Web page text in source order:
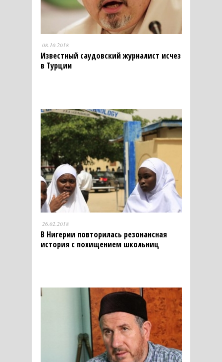
08.10.2018
Известный саудовский журналист исчез
в Турции
26.02.2018
В Нигерии повторилась резонансная
история с похищением школьниц